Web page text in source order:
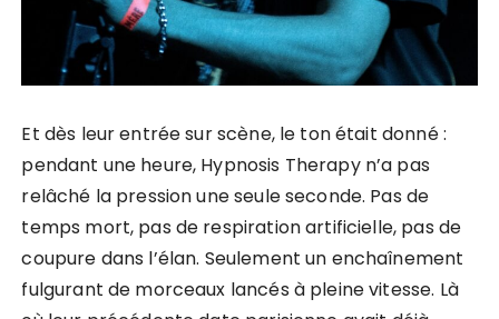
Et dès leur entrée sur scène, le ton était donné :
pendant une heure, Hypnosis Therapy n’a pas
relâché la pression une seule seconde. Pas de
temps mort, pas de respiration artificielle, pas de
coupure dans l’élan. Seulement un enchaînement
fulgurant de morceaux lancés à pleine vitesse. Là